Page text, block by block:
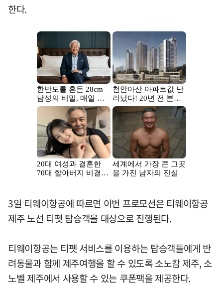
한다.
3일 티웨이항공에 따르면 이번 프로모션은 티웨이항공
제주 노선 티펫 탑승객을 대상으로 진행된다.
티웨이항공는 티펫 서비스를 이용하는 탑승객들에게 반
려동물과 함께 제주여행을 할 수 있도록 소노캄 제주, 소
노벨 제주에서 사용할 수 있는 쿠폰팩을 제공한다.